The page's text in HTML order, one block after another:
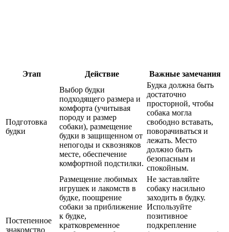
Этап Действие Важные замечания
Подготовка
будки
Выбор будки
подходящего размера и
комфорта (учитывая
породу и размер
собаки), размещение
будки в защищенном от
непогоды и сквозняков
месте, обеспечение
комфортной подстилки.
Будка должна быть
достаточно
просторной, чтобы
собака могла
свободно вставать,
поворачиваться и
лежать. Место
должно быть
безопасным и
спокойным.
Постепенное
знакомство
Размещение любимых
игрушек и лакомств в
будке, поощрение
собаки за приближение
к будке,
кратковременное
Не заставляйте
собаку насильно
заходить в будку.
Используйте
позитивное
подкрепление